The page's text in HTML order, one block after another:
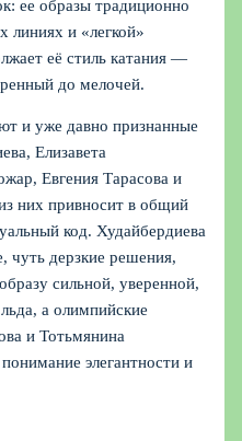
ее образы традиционно
линиях и «легкой»
её стиль катания —
до мелочей.
и уже давно признанные
Елизавета
Евгения Тарасова и
них привносит в общий
код. Худайбердиева
чуть дерзкие решения,
сильной, уверенной,
а олимпийские
и Тотьмянина
элегантности и